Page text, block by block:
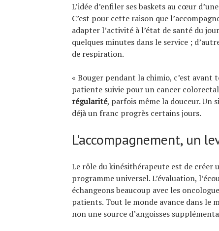
L’idée d’enfiler ses baskets au cœur
C’est pour cette raison que
adapter l’activité à l’état de santé du
quelques minutes dans le service ;
de respiration.
« Bouger pendant la chimio, c’est avant
patiente suivie pour un cancer
régularité, parfois même la douceur. Un
déjà un franc progrès certains jours.
L’accompagnement, un
Le rôle du kinésithérapeute est de créer
programme universel. L’évaluation,
échangeons beaucoup avec les
patients. Tout le monde avance dans le
non une source d’angoisses